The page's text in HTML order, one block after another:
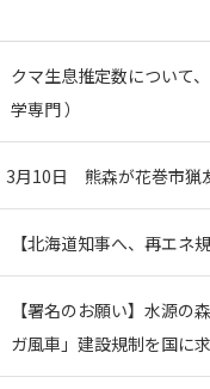
クマ生息推定数について
学専門 ）
3月10日 熊森が花巻市猟
【北海道知事へ、再エネ
【署名のお願い】水源の
ガ風車」建設規制を国に